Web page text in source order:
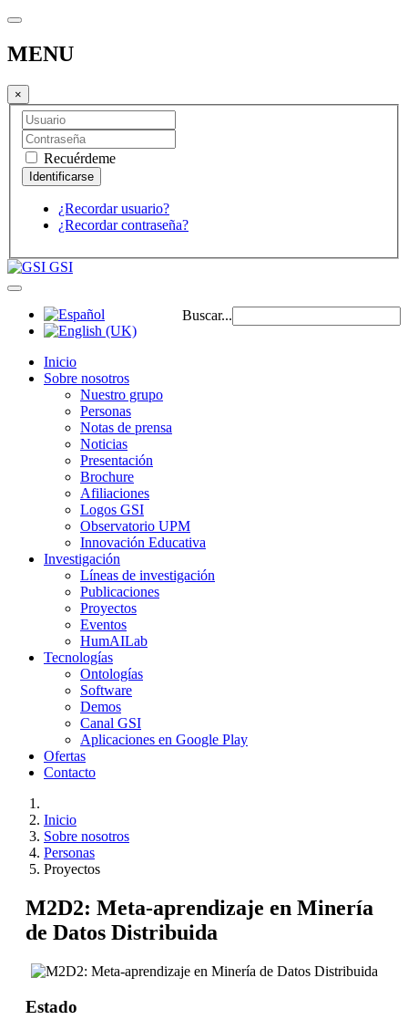
MENU
×
Recuérdeme
¿Recordar usuario?
¿Recordar contraseña?
GSI
Buscar...
Inicio
Sobre nosotros
Nuestro grupo
Personas
Notas de prensa
Noticias
Presentación
Brochure
Afiliaciones
Logos GSI
Observatorio UPM
Innovación Educativa
Investigación
Líneas de investigación
Publicaciones
Proyectos
Eventos
HumAILab
Tecnologías
Ontologías
Software
Demos
Canal GSI
Aplicaciones en Google Play
Ofertas
Contacto
Inicio
Sobre nosotros
Personas
Proyectos
M2D2: Meta-aprendizaje en Minería
de Datos Distribuida
Estado